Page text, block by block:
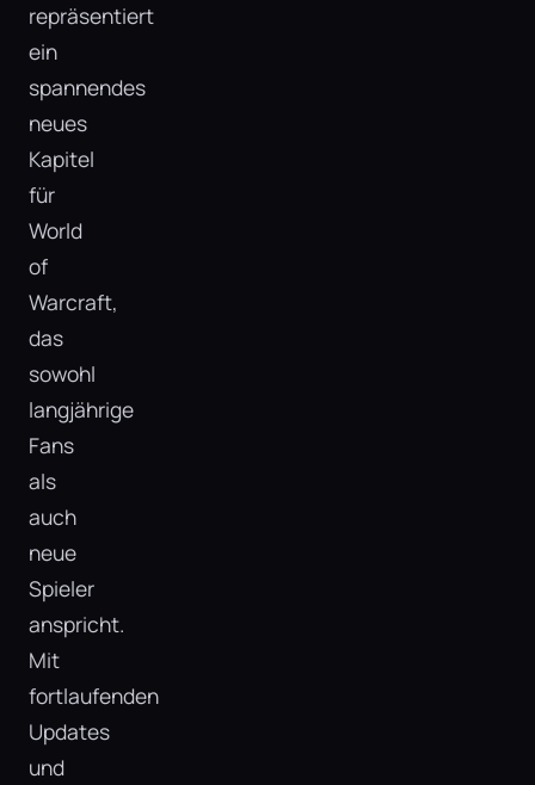
repräsentiert
ein
spannendes
neues
Kapitel
für
World
of
Warcraft,
das
sowohl
langjährige
Fans
als
auch
neue
Spieler
anspricht.
Mit
fortlaufenden
Updates
und